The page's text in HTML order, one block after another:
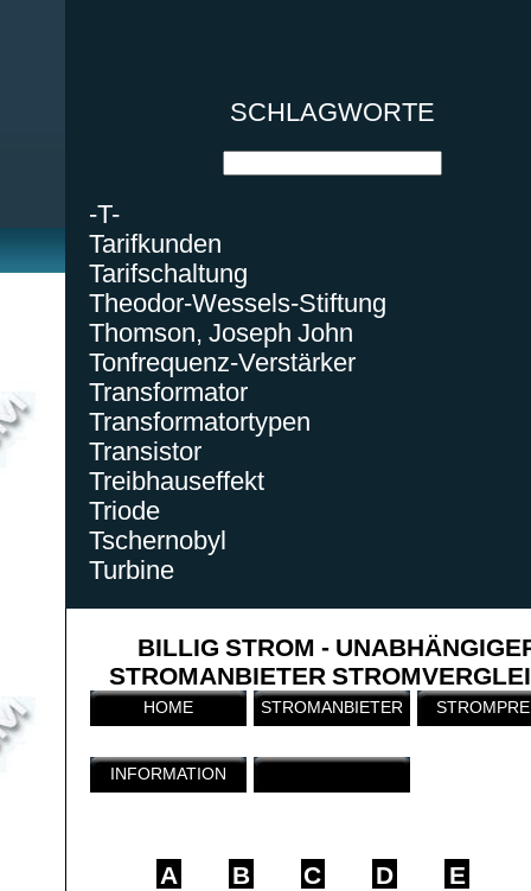
SCHLAGWORTE
-T-
Tarifkunden
Tarifschaltung
Theodor-Wessels-Stiftung
Thomson, Joseph John
Tonfrequenz-Verstärker
Transformator
Transformatortypen
Transistor
Treibhauseffekt
Triode
Tschernobyl
Turbine
BILLIG STROM -
STROMANBIETER
HOME STROMANBIETER
INFORMATION
A B C D E